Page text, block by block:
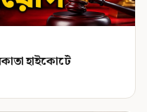
হাইকোর্টে